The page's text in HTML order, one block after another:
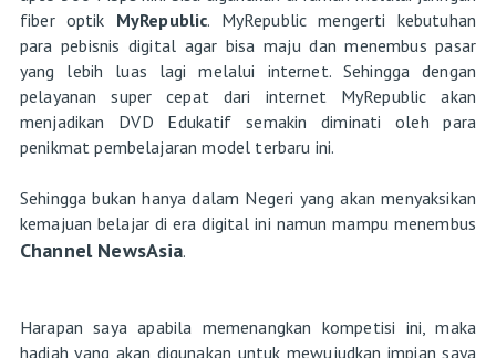
fiber optik MyRepublic. MyRepublic mengerti kebutuhan
para pebisnis digital agar bisa maju dan menembus pasar
yang lebih luas lagi melalui internet. Sehingga dengan
pelayanan super cepat dari internet MyRepublic akan
menjadikan DVD Edukatif semakin diminati oleh para
penikmat pembelajaran model terbaru ini.
Sehingga bukan hanya dalam Negeri yang akan menyaksikan
kemajuan belajar di era digital ini namun mampu menembus
Channel NewsAsia.
Harapan saya apabila memenangkan kompetisi ini, maka
hadiah yang akan digunakan untuk mewujudkan impian saya